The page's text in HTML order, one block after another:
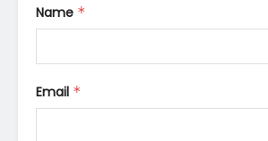
Name *
Email *